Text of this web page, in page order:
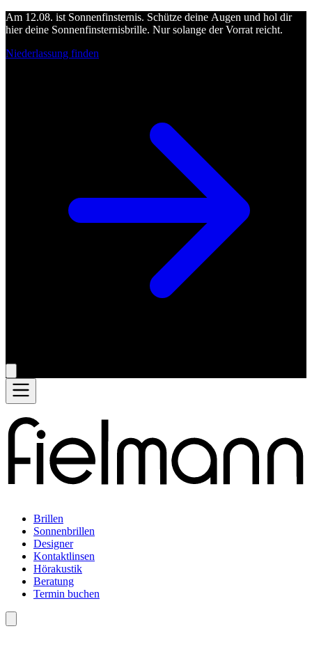
Am 12.08. ist Sonnenfinsternis. Schütze deine Augen und hol dir
hier deine Sonnenfinsternisbrille. Nur solange der Vorrat reicht.
Niederlassung finden
Brillen
Sonnenbrillen
Designer
Kontaktlinsen
Hörakustik
Beratung
Termin buchen